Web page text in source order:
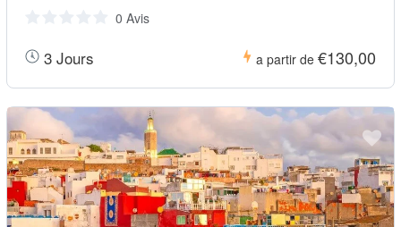
0 Avis
3 Jours a partir de €130,00